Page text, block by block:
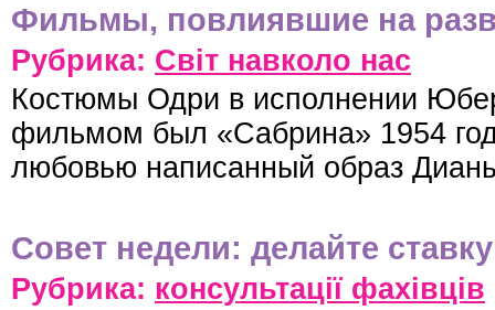
Фильмы, повлиявшие на
Рубрика: Світ навколо нас
Костюмы Одри в исполнении
фильмом был «Сабрина» 1954
любовью написанный образ
Совет недели: делайте
Рубрика: консультації фахівців